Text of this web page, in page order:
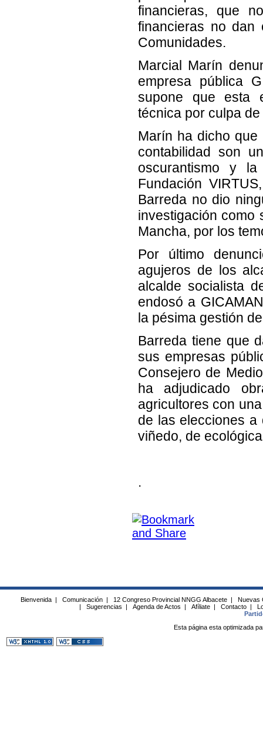
financieras, que
financieras no
Comunidades.
Marcial Marín
empresa pública
supone que esta
técnica por culpa
Marín ha dicho
contabilidad son
oscurantismo y
Fundación
Barreda no dio
investigación como
Mancha, por los
Por último
agujeros de los
alcalde socialista
endosó a
la pésima gestión
Barreda tiene que
sus empresas
Consejero de
ha adjudicado
agricultores con
de las elecciones
viñedo, de
.
Bienvenida | Comunicación | 12 Congreso Provincial NNGG Albacete |
Nuevas
|
Sugerencias | Agenda de Actos | Afíliate | Contacto |
Esta página esta optimizada